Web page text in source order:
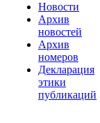
Новости
Архив
новостей
Архив
номеров
Декларация
этики
публикаций